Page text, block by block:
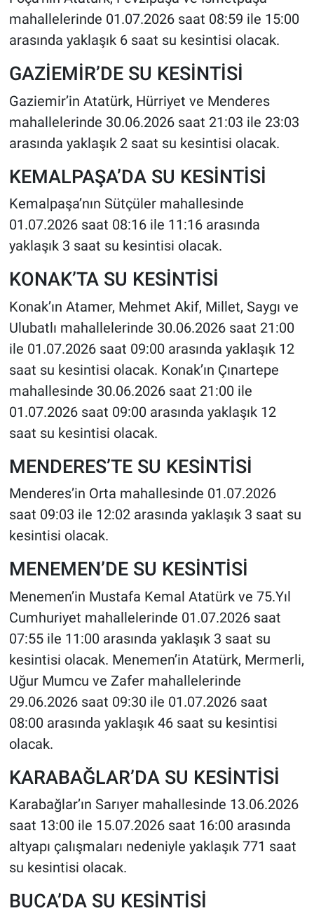
mahallelerinde 01.07.2026 saat 08:59 ile 15:00
arasında yaklaşık 6 saat su kesintisi olacak.
GAZİEMİR’DE SU KESİNTİSİ
Gaziemir’in Atatürk, Hürriyet ve Menderes
mahallelerinde 30.06.2026 saat 21:03 ile 23:03
arasında yaklaşık 2 saat su kesintisi olacak.
KEMALPAŞA’DA SU KESİNTİSİ
Kemalpaşa’nın Sütçüler mahallesinde
01.07.2026 saat 08:16 ile 11:16 arasında
yaklaşık 3 saat su kesintisi olacak.
KONAK’TA SU KESİNTİSİ
Konak’ın Atamer, Mehmet Akif, Millet, Saygı ve
Ulubatlı mahallelerinde 30.06.2026 saat 21:00
ile 01.07.2026 saat 09:00 arasında yaklaşık 12
saat su kesintisi olacak. Konak’ın Çınartepe
mahallesinde 30.06.2026 saat 21:00 ile
01.07.2026 saat 09:00 arasında yaklaşık 12
saat su kesintisi olacak.
MENDERES’TE SU KESİNTİSİ
Menderes’in Orta mahallesinde 01.07.2026
saat 09:03 ile 12:02 arasında yaklaşık 3 saat su
kesintisi olacak.
MENEMEN’DE SU KESİNTİSİ
Menemen’in Mustafa Kemal Atatürk ve 75.Yıl
Cumhuriyet mahallelerinde 01.07.2026 saat
07:55 ile 11:00 arasında yaklaşık 3 saat su
kesintisi olacak. Menemen’in Atatürk, Mermerli,
Uğur Mumcu ve Zafer mahallelerinde
29.06.2026 saat 09:30 ile 01.07.2026 saat
08:00 arasında yaklaşık 46 saat su kesintisi
olacak.
KARABAĞLAR’DA SU KESİNTİSİ
Karabağlar’ın Sarıyer mahallesinde 13.06.2026
saat 13:00 ile 15.07.2026 saat 16:00 arasında
altyapı çalışmaları nedeniyle yaklaşık 771 saat
su kesintisi olacak.
BUCA’DA SU KESİNTİSİ